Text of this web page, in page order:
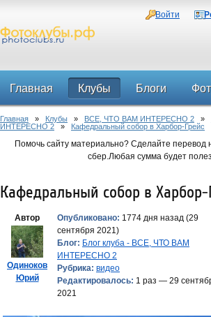
Войти
Главная Клубы Блоги
Форум
Главная » Клубы » ВСЕ, ЧТО ВАМ ИНТЕРЕСНО 2 »
ИНТЕРЕСНО 2 » Кафедральный собор в Харбор-Грейс
Помочь сайту материально? Сделайте перевод
сбер.Любая сумма будет
Кафедральный собор в Харбор-
Автор
Одиноков
Юрий
Опубликовано: 1774 дня назад (29
сентября 2021)
Блог: Блог клуба - ВСЕ, ЧТО ВАМ
ИНТЕРЕСНО 2
Рубрика: видео
Редактировалось: 1 раз — 29
2021